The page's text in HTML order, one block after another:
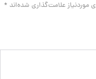
علامت‌گذاری شده‌اند *